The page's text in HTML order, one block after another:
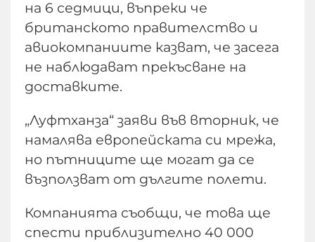
на 6 седмици, въпреки че
британското правителство и
авиокомпаниите казват, че засега
не наблюдават прекъсване на
доставките.
„Луфтханза“ заяви във вторник, че
намалява европейската си мрежа,
но пътниците ще могат да се
възползват от дългите полети.
Компанията съобщи, че това ще
спести приблизително 40 000